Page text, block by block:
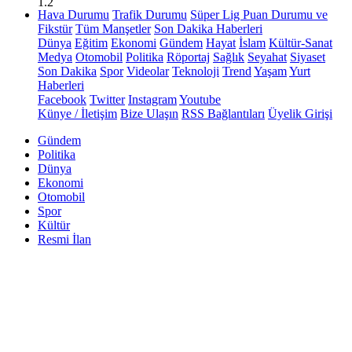
Hava Durumu Trafik Durumu Süper Lig Puan Durumu ve
Fikstür Tüm Manşetler Son Dakika Haberleri
Dünya Eğitim Ekonomi Gündem Hayat İslam Kültür-Sanat
Medya Otomobil Politika Röportaj Sağlık Seyahat Siyaset
Son Dakika Spor Videolar Teknoloji Trend YaşamYurt
Haberleri
Facebook Twitter InstagramYoutube
Künye / İletişim Bize Ulaşın RSS Bağlantıları Üyelik Girişi
Gündem
Politika
Dünya
Ekonomi
Otomobil
Spor
Kültür
Resmi İlan